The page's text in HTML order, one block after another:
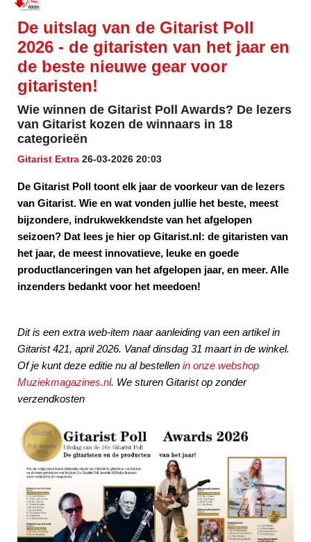
De uitslag van de Gitarist Poll
2026 - de gitaristen van het jaar en
de beste nieuwe gear voor
gitaristen!
Wie winnen de Gitarist Poll Awards? De lezers
van Gitarist kozen de winnaars in 18
categorieën
Gitarist Extra 26-03-2026 20:03
De Gitarist Poll toont elk jaar de voorkeur van de lezers
van Gitarist. Wie en wat vonden jullie het beste, meest
bijzondere, indrukwekkendste van het afgelopen
seizoen? Dat lees je hier op Gitarist.nl: de gitaristen van
het jaar, de meest innovatieve, leuke en goede
productlanceringen van het afgelopen jaar, en meer. Alle
inzenders bedankt voor het meedoen!
Dit is een extra web-item naar aanleiding van een artikel in
Gitarist 421, april 2026. Vanaf dinsdag 31 maart in de winkel.
Of je kunt deze editie nu al bestellen in onze webshop
Muziekmagazines.nl. We sturen Gitarist op zonder
verzendkosten